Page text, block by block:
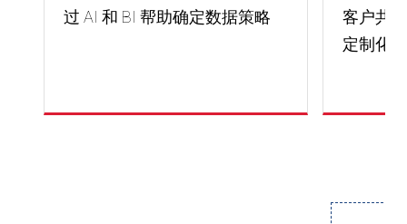
过 AI 和 BI 帮助确定数据策略
客户共
定制化